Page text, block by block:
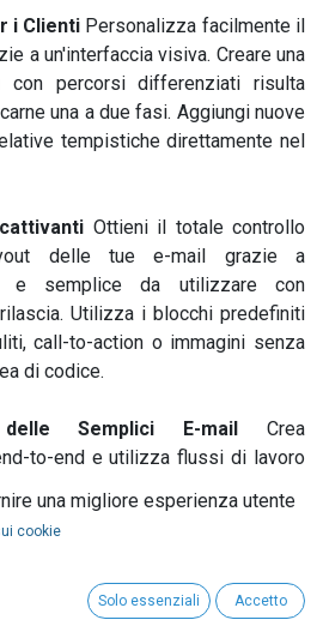
i Clienti Personalizza facilmente il
a un'interfaccia visiva. Creare una
percorsi differenziati risulta
una a due fasi. Aggiungi nuove
tempistiche direttamente nel
Ottieni il totale controllo
delle tue e-mail grazie a
e semplice da utilizzare con
Utilizza i blocchi predefiniti
call-to-action o immagini senza
di codice.
Semplici E-mail Crea
to-end e utilizza flussi di lavoro
come la rivalutazione di
l’assegnamento di potenziali
l’aggiornamento dei dati e
che un'e-mail è stata aperta o
una migliore esperienza utente
cookie
Solo essenziali Accetto